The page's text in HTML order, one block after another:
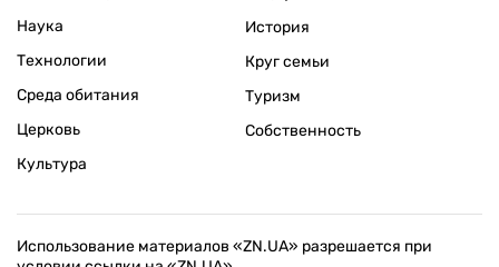
Наука
Технологии
Среда обитания
Церковь
Культура
История
Круг семьи
Туризм
Собственность
Использование материалов «ZN.UA» разрешается при